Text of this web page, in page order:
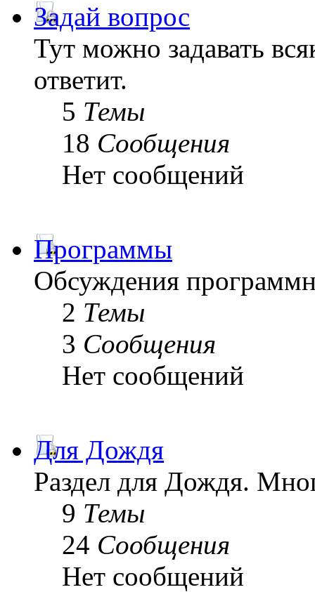
Задай вопрос
Тут можно задавать
ответит.
5 Темы
18 Сообщения
Нет сообщений
Программы
Обсуждения
2 Темы
3 Сообщения
Нет сообщений
Для Дождя
Раздел для Дождя.
9 Темы
24 Сообщения
Нет сообщений